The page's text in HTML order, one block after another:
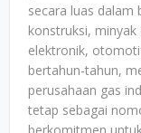
secara luas dalam
konstruksi,
elektronik,
bertahun-tahun,
perusahaan gas
tetap sebagai